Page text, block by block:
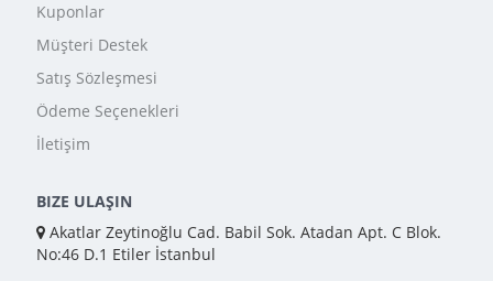
Kuponlar
Müşteri Destek
Satış Sözleşmesi
Ödeme Seçenekleri
İletişim
BIZE ULAŞIN
Akatlar Zeytinoğlu Cad. Babil Sok. Atadan Apt. C Blok.
No:46 D.1 Etiler İstanbul